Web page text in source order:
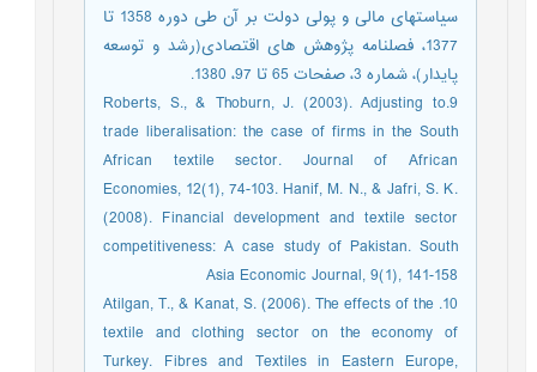
سیاستهای مالی و پولی دولت بر آن طی دوره 1358 تا
1377، فصلنامه پژوهش های اقتصادی(رشد و توسعه
پایدار)، شماره 3، صفحات 65 تا 97، 1380.
9.Roberts, S., & Thoburn, J. (2003). Adjusting to
trade liberalisation: the case of firms in the South
African textile sector. Journal of African
Economies, 12(1), 74-103. Hanif, M. N., & Jafri, S. K.
(2008). Financial development and textile sector
competitiveness: A case study of Pakistan. South
Asia Economic Journal, 9(1), 141-158
10. Atilgan, T., & Kanat, S. (2006). The effects of the
textile and clothing sector on the economy of
Turkey. Fibres and Textiles in Eastern Europe,